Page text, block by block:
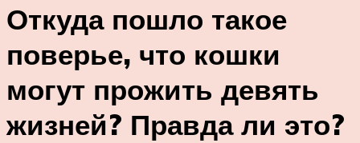
Откуда пошло такое
поверье, что кошки
могут прожить девять
жизней? Правда ли это?